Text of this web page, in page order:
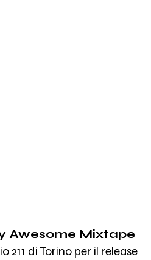
Awesome Mixtape
211 di Torino per il release